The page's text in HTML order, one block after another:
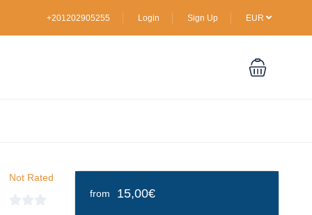
+201202905255 Login Sign Up EUR
Not Rated
from 15,00€